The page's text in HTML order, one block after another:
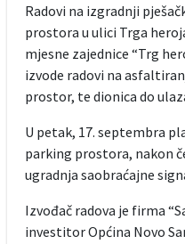
Radovi na izgradnji
prostora u ulici Trga
mjesne zajednice “Trg
izvode radovi na
prostor, te dionica do
U petak, 17. septembra
parking prostora, nakon
ugradnja saobraćajne
Izvođač radova je firma
investitor Općina Novo